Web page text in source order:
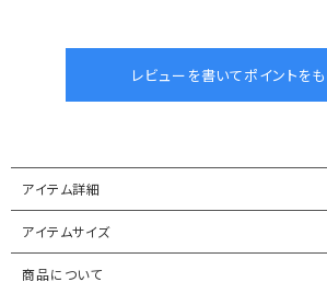
アイテム詳細
アイテムサイズ
商品について